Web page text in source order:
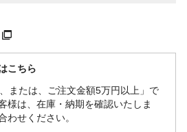
こちら
または、ご注文金額5万円以上」で
様は、在庫・納期を確認いたしま
わせください。